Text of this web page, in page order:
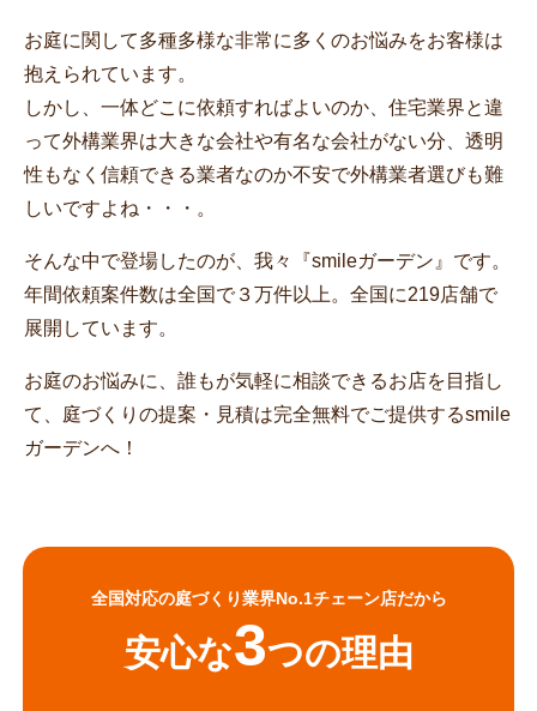
お庭に関して多種多様な非常に多くのお悩みをお客様は
抱えられています。
しかし、一体どこに依頼すればよいのか、住宅業界と違
って外構業界は大きな会社や有名な会社がない分、透明
性もなく信頼できる業者なのか不安で外構業者選びも難
しいですよね・・・。
そんな中で登場したのが、我々『smileガーデン』です。
年間依頼案件数は全国で３万件以上。全国に219店舗で
展開しています。
お庭のお悩みに、誰もが気軽に相談できるお店を目指し
て、庭づくりの提案・見積は完全無料でご提供するsmile
ガーデンへ！
全国対応の庭づくり業界No.1チェーン店だから
安心な3つの理由